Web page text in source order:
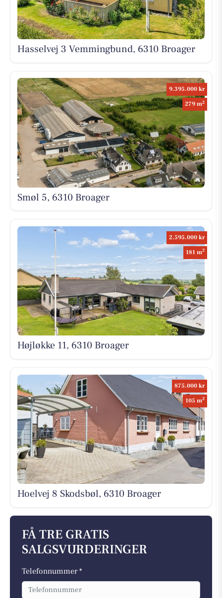
Hasselvej 3 Vemmingbund, 6310 Broager
9.395.000 kr
279 m2
Smøl 5, 6310 Broager
2.595.000 kr
181 m2
Højløkke 11, 6310 Broager
875.000 kr
105 m2
Hoelvej 8 Skodsbøl, 6310 Broager
FÅ TRE GRATIS
SALGSVURDERINGER
Telefonnummer *